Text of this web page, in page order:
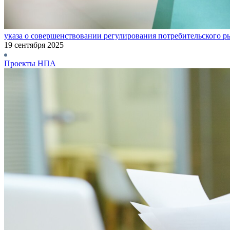
указа о совершенствовании регулирования потребительского
19 сентября 2025
Проекты НПА